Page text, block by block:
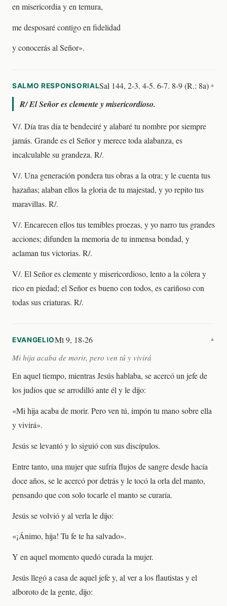
en misericordia y en ternura,
me desposaré contigo en fidelidad
y conocerás al Señor».
SALMO RESPONSORIALSal 144, 2-3. 4-5. 6-7. 8-9 (R.: 8a) ▼
R/El Señor es clemente y misericordioso.
V/. Día tras día te bendeciré y alabaré tu nombre por siempre
jamás. Grande es el Señor y merece toda alabanza, es
incalculable su grandeza. R/.
V/. Una generación pondera tus obras a la otra; y le cuenta tus
hazañas; alaban ellos la gloria de tu majestad, y yo repito tus
maravillas. R/.
V/. Encarecen ellos tus temibles proezas, y yo narro tus grandes
acciones; difunden la memoria de tu inmensa bondad, y
aclaman tus victorias. R/.
V/. El Señor es clemente y misericordioso, lento a la cólera y
rico en piedad; el Señor es bueno con todos, es cariñoso con
todas sus criaturas. R/.
EVANGELIOMt 9, 18-26 ▼
Mi hija acaba de morir, pero ven tú y vivirá
En aquel tiempo, mientras Jesús hablaba, se acercó un jefe de
los judíos que se arrodilló ante él y le dijo:
«Mi hija acaba de morir. Pero ven tú, impón tu mano sobre ella
y vivirá».
Jesús se levantó y lo siguió con sus discípulos.
Entre tanto, una mujer que sufría flujos de sangre desde hacía
doce años, se le acercó por detrás y le tocó la orla del manto,
pensando que con solo tocarle el manto se curaría.
Jesús se volvió y al verla le dijo:
«¡Ánimo, hija! Tu fe te ha salvado».
Y en aquel momento quedó curada la mujer.
Jesús llegó a casa de aquel jefe y, al ver a los flautistas y el
alboroto de la gente, dijo: